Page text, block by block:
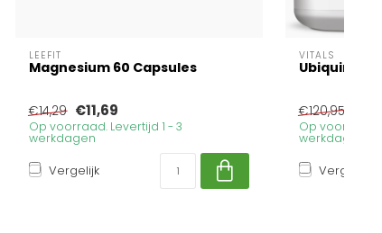
LEEFIT
Magnesium 60 Capsules
€14,29 €11,69
Op voorraad. Levertijd 1 - 3
werkdagen
Vergelijk
VITALS
Ubiquinol
€120,95
Op voorraad.
werkdagen
Vergelijk